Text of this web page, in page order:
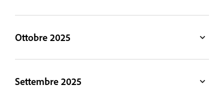
Ottobre 2025
Settembre 2025